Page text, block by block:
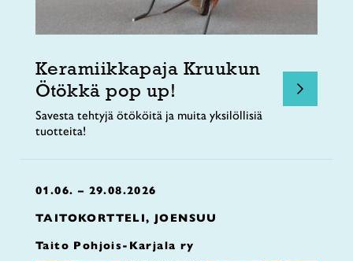
Keramiikkapaja Kruukun
Ötökkä pop up!
Savesta tehtyjä ötököitä ja muita yksilöllisiä
tuotteita!
01.06. – 29.08.2026
TAITOKORTTELI, JOENSUU
Taito Pohjois-Karjala ry